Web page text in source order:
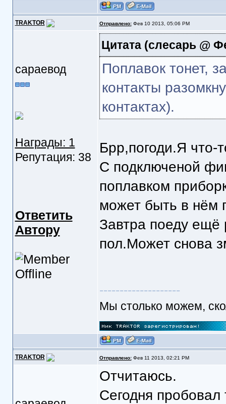
TRAKTOR Отправлено:Фев 10 2013, 05:06 PM
сараевод
Награды: 1
Репутация: 38
Ответить
Автору
Цитата(слесарь @
Поплавок тонет,
контакты
контактах).
Брр,погоди.Я что-
С подключеной
поплавком
может быть в нём
Завтра поеду ещё
пол.Может снова
--------------------
Мы столько можем,
TRAKTOR Отправлено:Фев 11 2013, 02:21 PM
Отчитаюсь.
Сегодня